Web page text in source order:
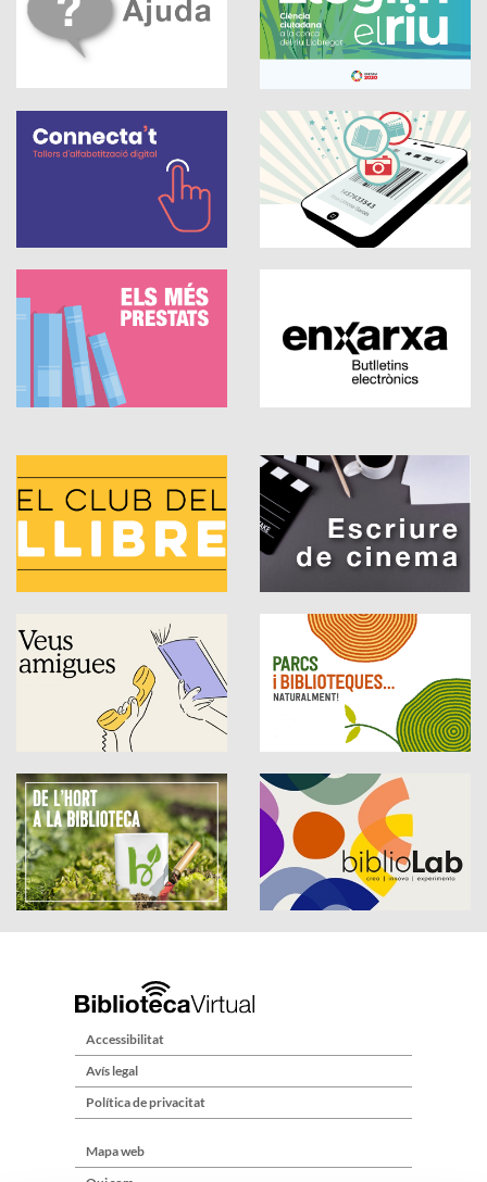
Accessibilitat
Avís legal
Política de privacitat
Mapa web